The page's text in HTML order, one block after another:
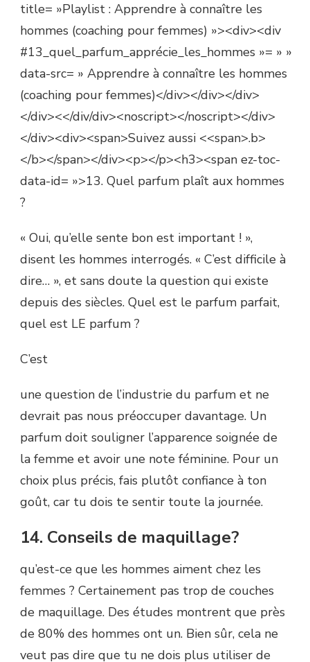
title= »Playlist : Apprendre à connaître les
hommes (coaching pour femmes) »><div><div
#13_quel_parfum_apprécie_les_hommes »= » »
data-src= » Apprendre à connaître les hommes
(coaching pour femmes)</div></div></div>
</div><</div/div><noscript></noscript></div>
</div><div><span>Suivez aussi <<span>.b>
</b></span></div><p></p><h3><span ez-toc-
data-id= »>13. Quel parfum plaît aux hommes
?
« Oui, qu’elle sente bon est important ! »,
disent les hommes interrogés. « C’est difficile à
dire… », et sans doute la question qui existe
depuis des siècles. Quel est le parfum parfait,
quel est LE parfum ?
C’est
une question de l’industrie du parfum et ne
devrait pas nous préoccuper davantage. Un
parfum doit souligner l’apparence soignée de
la femme et avoir une note féminine. Pour un
choix plus précis, fais plutôt confiance à ton
goût, car tu dois te sentir toute la journée.
14. Conseils de maquillage?
qu’est-ce que les hommes aiment chez les
femmes ? Certainement pas trop de couches
de maquillage. Des études montrent que près
de 80% des hommes ont un. Bien sûr, cela ne
veut pas dire que tu ne dois plus utiliser de